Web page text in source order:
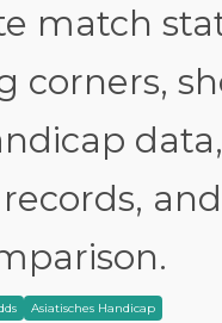
match
corners,
Asiatisches Handicap